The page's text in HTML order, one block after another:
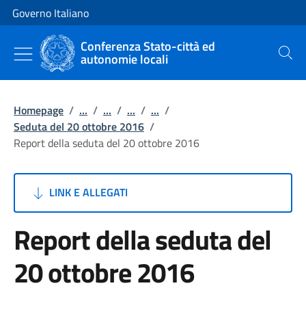
Vai al contenuto
Vai alla navigazione del sito
Governo Italiano
Conferenza Stato-città ed
autonomie locali Cerca
Homepage / ... / ... / ... / ... /
Seduta del 20 ottobre 2016 /
Report della seduta del 20 ottobre 2016
LINK E ALLEGATI
Report della seduta del
20 ottobre 2016